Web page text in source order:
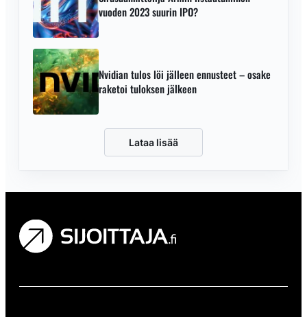
vuoden 2023 suurin IPO?
Nvidian tulos löi jälleen ennusteet – osake
raketoi tuloksen jälkeen
Lataa lisää